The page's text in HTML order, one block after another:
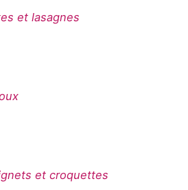
et lasagnes
et croquettes